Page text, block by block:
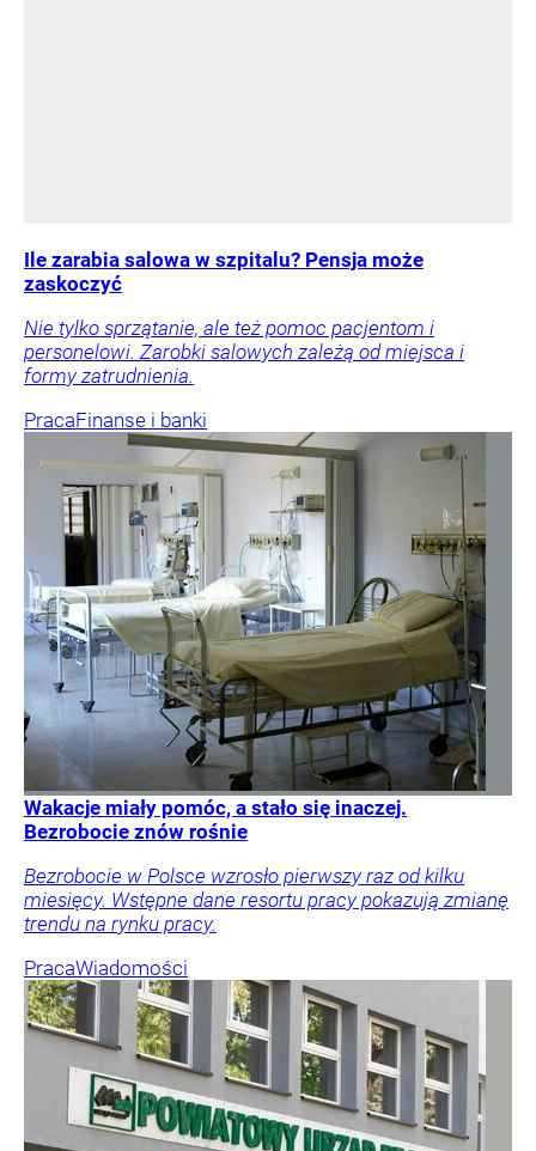
Ile zarabia salowa w szpitalu? Pensja może
zaskoczyć
Nie tylko sprzątanie, ale też pomoc pacjentom i
personelowi. Zarobki salowych zależą od miejsca i
formy zatrudnienia.
PracaFinanse i banki
Wakacje miały pomóc, a stało się inaczej.
Bezrobocie znów rośnie
Bezrobocie w Polsce wzrosło pierwszy raz od kilku
miesięcy. Wstępne dane resortu pracy pokazują zmianę
trendu na rynku pracy.
PracaWiadomości